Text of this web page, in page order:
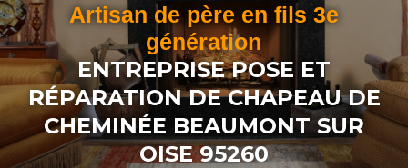
Artisan de père en fils 3e
génération
ENTREPRISE POSE ET
RÉPARATION DE CHAPEAU DE
CHEMINÉE BEAUMONT SUR
OISE 95260